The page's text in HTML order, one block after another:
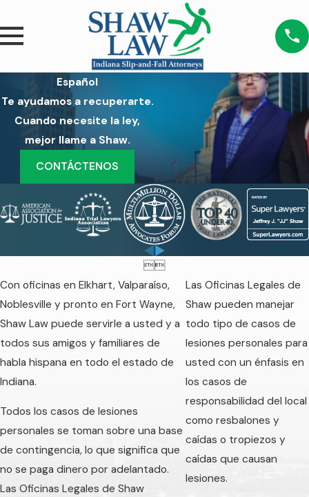
Español
Te ayudamos a recuperarte.
Cuando necesite la ley,
mejor llame a Shaw.
CONTÁCTENOS

Con oficinas en Elkhart, Valparaíso,
Noblesville y pronto en Fort Wayne,
Shaw Law puede servirle a usted y a
todos sus amigos y familiares de
habla hispana en todo el estado de
Indiana.
Todos los casos de lesiones
personales se toman sobre una base
de contingencia, lo que significa que
no se paga dinero por adelantado.
Las Oficinas Legales de Shaw
Las Oficinas Legales de
Shaw pueden manejar
todo tipo de casos de
lesiones personales para
usted con un énfasis en
los casos de
responsabilidad del local
como resbalones y
caídas o tropiezos y
caídas que causan
lesiones.